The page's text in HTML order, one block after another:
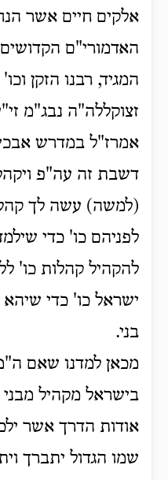
אלקים חיים אשר
האדמורי"ם
המגיד, רבנו הזקן
זצוקללה"ה נבג"מ
אמרז"ל במדרש
דשבת זה עה"פ
(למשה) עשה לך
לפניהם כו' כדי
להקהיל קהלות כו'
ישראל כו' כדי
בני.
מכאן למדנו שאם
בישראל מקהיל
אודות הדרך אשר
שמו הגדול יתברך